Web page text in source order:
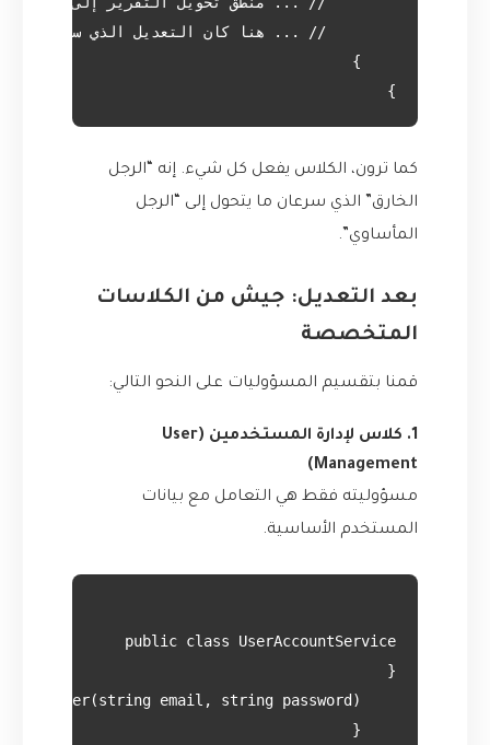
}
كما ترون، الكلاس يفعل كل شيء. إنه “الرجل
الخارق” الذي سرعان ما يتحول إلى “الرجل
المأساوي”.
بعد التعديل: جيش من الكلاسات
المتخصصة
قمنا بتقسيم المسؤوليات على النحو التالي:
1. كلاس لإدارة المستخدمين (User
Management)
مسؤوليته فقط هي التعامل مع بيانات
المستخدم الأساسية.